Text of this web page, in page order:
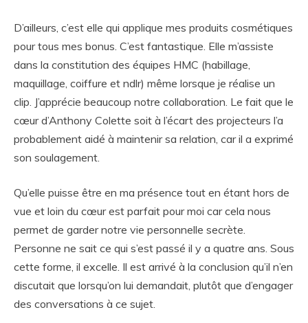
D’ailleurs, c’est elle qui applique mes produits cosmétiques
pour tous mes bonus. C’est fantastique. Elle m’assiste
dans la constitution des équipes HMC (habillage,
maquillage, coiffure et ndlr) même lorsque je réalise un
clip. J’apprécie beaucoup notre collaboration. Le fait que le
cœur d’Anthony Colette soit à l’écart des projecteurs l’a
probablement aidé à maintenir sa relation, car il a exprimé
son soulagement.
Qu’elle puisse être en ma présence tout en étant hors de
vue et loin du cœur est parfait pour moi car cela nous
permet de garder notre vie personnelle secrète.
Personne ne sait ce qui s’est passé il y a quatre ans. Sous
cette forme, il excelle. Il est arrivé à la conclusion qu’il n’en
discutait que lorsqu’on lui demandait, plutôt que d’engager
des conversations à ce sujet.